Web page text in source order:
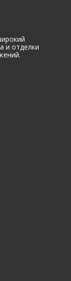
и отделки